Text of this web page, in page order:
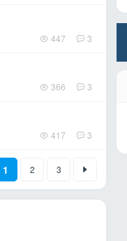
447 3
366 3
417 3
1 2 3